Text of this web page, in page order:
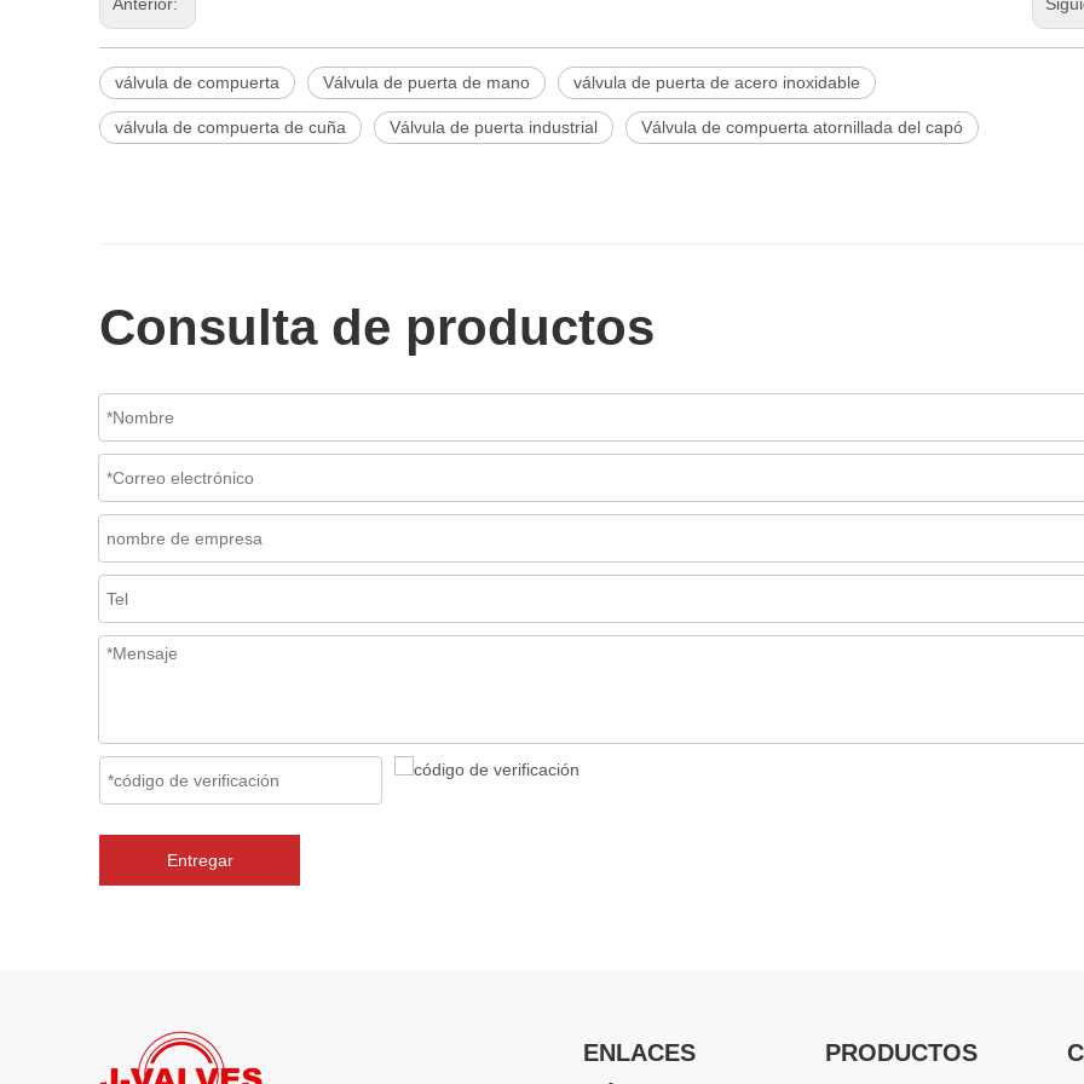
válvula de compuerta Válvula de puerta de mano válvula de puerta de acero inoxidable
válvula de compuerta de cuña Válvula de puerta industrial Válvula de compuerta atornillada del capó
Consulta de productos
Entregar
ENLACES
PRODUCTOS